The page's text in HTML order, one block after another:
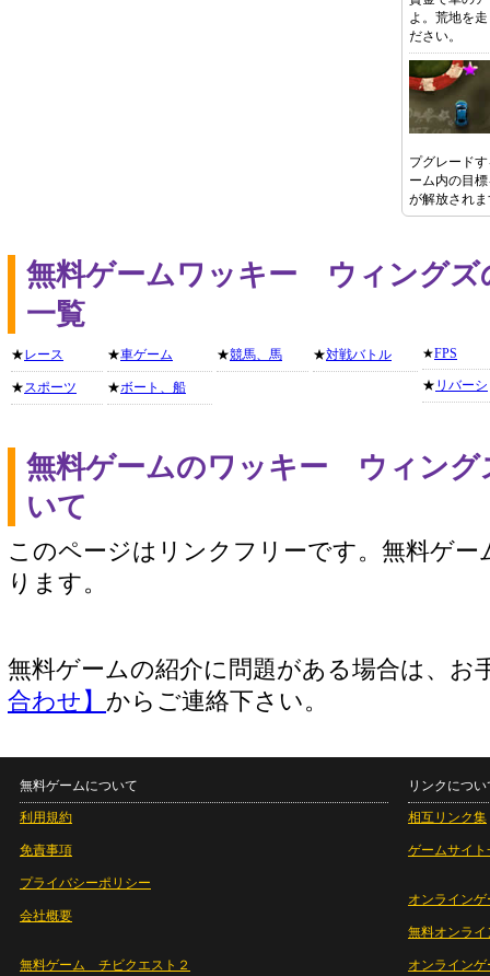
よ。荒地を
ださい。
プグレード
ーム内の目
が解放され
無料ゲームワッキー ウィングズ
一覧
★レース
★スポーツ
★車ゲーム
★ボート、船
★競馬、馬 ★対戦バトル ★FPS
★ リバーシ
無料ゲームのワッキー ウィング
いて
このページはリンクフリーです。無料ゲー
ります。
無料ゲームの紹介に問題がある場合は、お
合わせ】 からご連絡下さい。
無料ゲームについて
利用規約
免責事項
プライバシーポリシー
会社概要
無料ゲーム チビクエスト２
リンクについ
相互リンク集
ゲームサイト
オンラインゲ
無料オンライ
オンライン